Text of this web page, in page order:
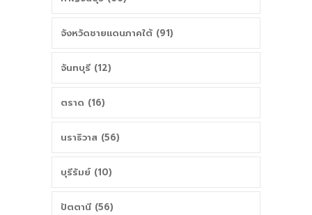
จังหวัดชายแดนภาคใต้ (91)
จันทบุรี (12)
ตราด (16)
นราธิวาส (56)
บุรีรัมย์ (10)
ปัตตานี (56)